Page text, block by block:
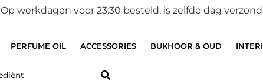
Op werkdagen voor 23:30 besteld, is zelfde dag
PERFUME OIL ACCESSORIES BUKHOOR & OUD